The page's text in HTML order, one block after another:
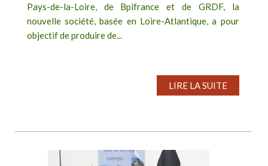
Pays-de-la-Loire, de Bpifrance et de GRDF, la
nouvelle société, basée en Loire-Atlantique, a pour
objectif de produire de...
LIRE LA SUITE